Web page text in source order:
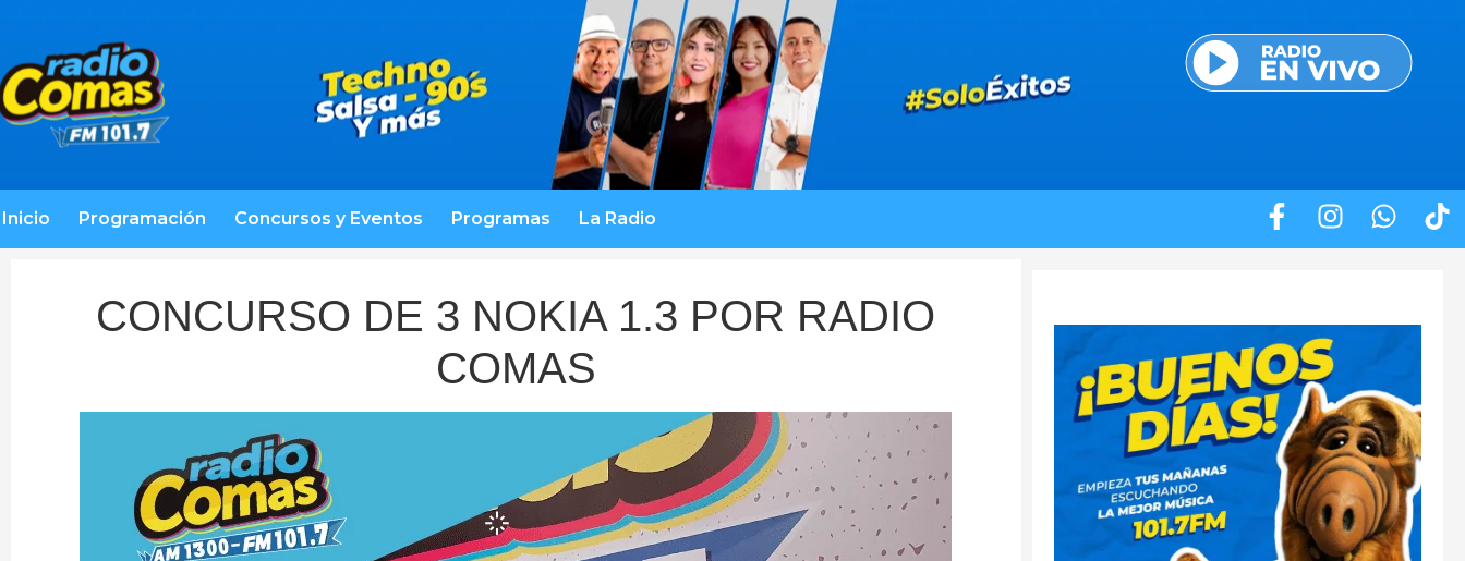
Inicio Programación Concursos y Eventos Programas La Radio
CONCURSO DE 3 NOKIA 1.3 POR RADIO
COMAS